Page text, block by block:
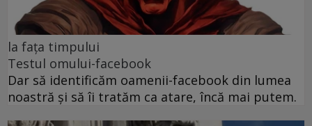
la fața timpului
Testul omului-facebook
Dar să identificăm oamenii-facebook din lumea
noastră și să îi tratăm ca atare, încă mai putem.